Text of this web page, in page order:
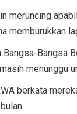
meruncing
memburukkan
Bangsa-
menunggu
berkata